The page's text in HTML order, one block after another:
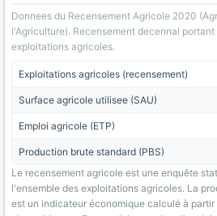
Donnees du Recensement Agricole 2020
l'Agriculture). Recensement decennal
exploitations agricoles.
Exploitations agricoles (recensement)
Surface agricole utilisee (SAU)
Emploi agricole (ETP)
Production brute standard (PBS)
Le recensement agricole est une enquête
l'ensemble des exploitations agricoles. La
est un indicateur économique calculé à